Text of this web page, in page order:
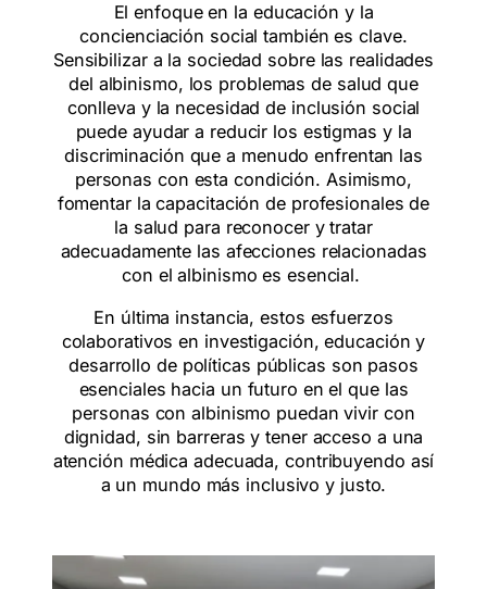
El enfoque en la educación y la
concienciación social también es clave.
Sensibilizar a la sociedad sobre las realidades
del albinismo, los problemas de salud que
conlleva y la necesidad de inclusión social
puede ayudar a reducir los estigmas y la
discriminación que a menudo enfrentan las
personas con esta condición. Asimismo,
fomentar la capacitación de profesionales de
la salud para reconocer y tratar
adecuadamente las afecciones relacionadas
con el albinismo es esencial.
En última instancia, estos esfuerzos
colaborativos en investigación, educación y
desarrollo de políticas públicas son pasos
esenciales hacia un futuro en el que las
personas con albinismo puedan vivir con
dignidad, sin barreras y tener acceso a una
atención médica adecuada, contribuyendo así
a un mundo más inclusivo y justo.